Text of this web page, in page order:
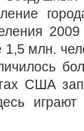
2009
млн.
США